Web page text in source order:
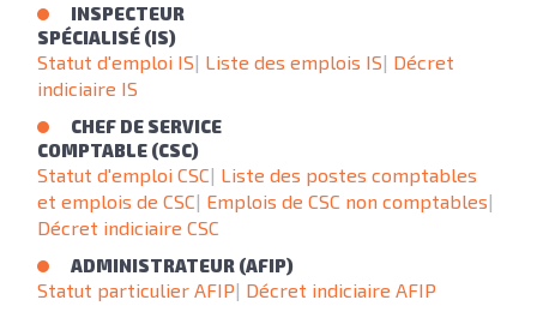
INSPECTEUR
SPÉCIALISÉ (IS)
Statut d'emploi IS| Liste des emplois IS| Décret
indiciaire IS
CHEF DE SERVICE
COMPTABLE (CSC)
Statut d'emploi CSC| Liste des postes comptables
et emplois de CSC| Emplois de CSC non comptables|
Décret indiciaire CSC
ADMINISTRATEUR (AFIP)
Statut particulier AFIP| Décret indiciaire AFIP